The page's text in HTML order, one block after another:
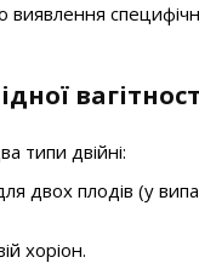
виявлення
типи двійні:
двох плодів (у
хоріон.